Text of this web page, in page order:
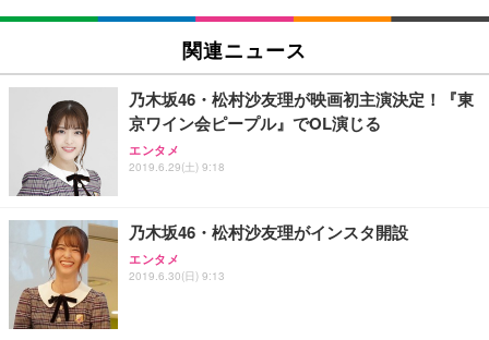
SIHOO B100 オフィスチェア／デスクチェア メッシ
ュチェア 人間工学 疲れない ブラック
￥27,999
Sezlife オフィスチェア デスクチェア 疲れない テレ
ワーク チェア 強化バックレスト 30度ロッキング機
能 人間工学 椅子 腰サポート 90度跳ね上げ式アーム
務用 おしゃれ パソコンチェア (ブラック)
Sezlife オフィスチェア デスクチェア 疲れない テレ
ワーク チェア 強化バックレスト 30度ロッキング機
EIZO ビジネス向けプレミアムモニター | FlexScan
￥109,572
【純正品】27"ゲーミングモニター DualSense 充電
フック付き（CFI-ZDM1J）
【整備済み品】Dell E2724HS 27インチ 液晶モニタ
ー フルHD（1920×1080）VA 非光沢 HDMI/DisplayP
Amazonベーシック ペットシーツ 厚型 ワイド 42枚
x2袋(84枚) ホワイト(吸収面:ライトブルー)
￥3,234
ネオ・ルーライフ ネオ・オムツ L 中型犬用 26枚入
り 単品
Smart Basic(スマートベーシック) 【Amazon.co.jp
限定】 Smart Basic アイリスオーヤマ ペットシーツ
関連ニュース
乃木坂46・松村沙友理が映画初主演決定！『東
京ワイン会ピープル』でOL演じる
エンタメ
2019.6.29(土) 9:18
乃木坂46・松村沙友理がインスタ開設
エンタメ
2019.6.30(日) 9:13